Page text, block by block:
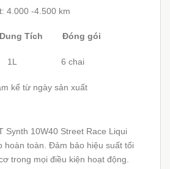
4.000 -4.500 km
Tích Đóng gói
1L 6 chai
kể từ ngày sản xuất
Synth 10W40 Street Race Liqui
hoàn toàn. Đảm bảo hiệu suất tối
trong mọi điều kiện hoạt động.